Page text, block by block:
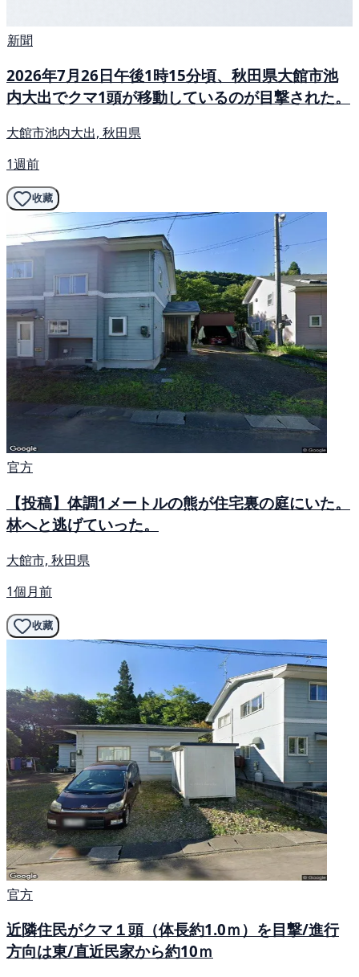
新聞
2026年7月26日午後1時15分頃、秋田県大館市池
内大出でクマ1頭が移動しているのが目撃された。
大館市池内大出, 秋田県
1週前
收藏
官方
【投稿】体調1メートルの熊が住宅裏の庭にいた。
林へと逃げていった。
大館市, 秋田県
1個月前
收藏
官方
近隣住民がクマ１頭（体長約1.0ｍ）を目撃/進行
方向は東/直近民家から約10ｍ